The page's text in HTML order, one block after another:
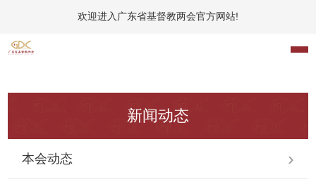
欢迎进入广东省基督教两会官方网站!
新闻动态
本会动态